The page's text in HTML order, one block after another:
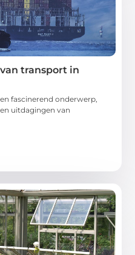
transport in
fascinerend onderwerp,
uitdagingen van